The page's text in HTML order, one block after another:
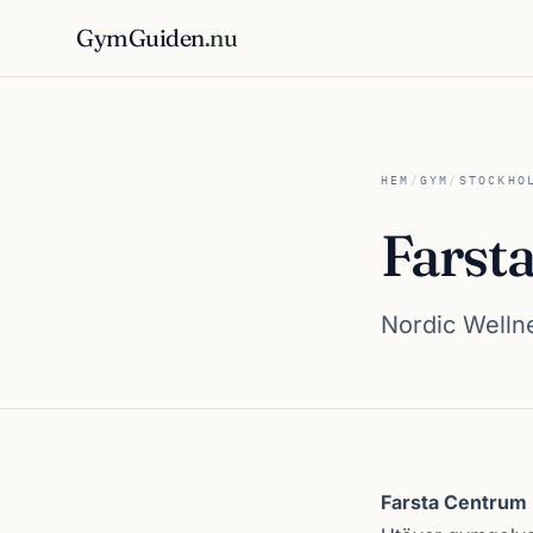
GymGuiden.nu
HEM / GYM /
Nordic
Om Farsta
Farsta Centrum